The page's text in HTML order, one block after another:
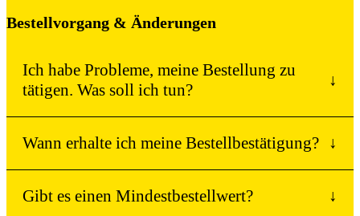
Bestellvorgang & Änderungen
Ich habe Probleme, meine Bestellung zu
tätigen. Was soll ich tun?
↓
Wann erhalte ich meine Bestellbestätigung? ↓
Gibt es einen Mindestbestellwert? ↓